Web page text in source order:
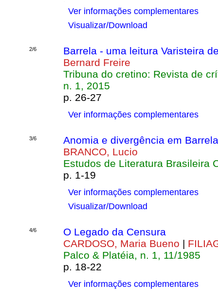
Ver informações complementares
Visualizar/Download
2/6
Barrela - uma leitura Varisteira
Bernard Freire
Tribuna do cretino: Revista de
n. 1, 2015
p. 26-27
Ver informações complementares
3/6
Anomia e divergência em
BRANCO, Lucio
Estudos de Literatura Brasileira
p. 1-19
Ver informações complementares
Visualizar/Download
4/6
O Legado da Censura
CARDOSO, Maria Bueno |
Palco & Platéia, n. 1, 11/1985
p. 18-22
Ver informações complementares